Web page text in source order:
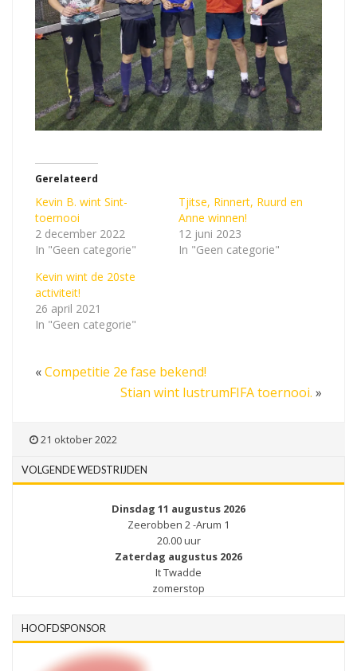
Gerelateerd
Kevin B. wint Sint-
toernooi
2 december 2022
In "Geen categorie"
Tjitse, Rinnert, Ruurd en
Anne winnen!
12 juni 2023
In "Geen categorie"
Kevin wint de 20ste
activiteit!
26 april 2021
In "Geen categorie"
«Competitie 2e fase bekend!
Stian wint lustrumFIFA toernooi. »
21 oktober 2022
VOLGENDE WEDSTRIJDEN
Dinsdag 11 augustus 2026
Zeerobben 2 -Arum 1
20.00 uur
Zaterdag augustus 2026
It Twadde
zomerstop
HOOFDSPONSOR